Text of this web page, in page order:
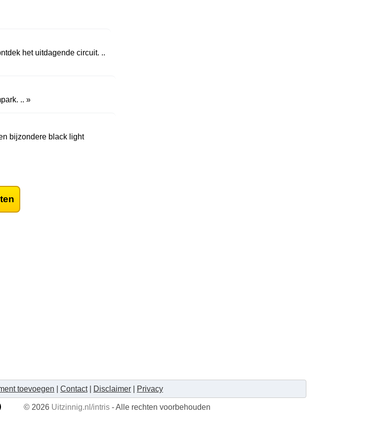
het uitdagende circuit. ..
.. »
bijzondere black light
toevoegen Contact| Disclaimer Privacy
© 2026 Uitzinnig.nl/intris- Alle rechten voorbehouden